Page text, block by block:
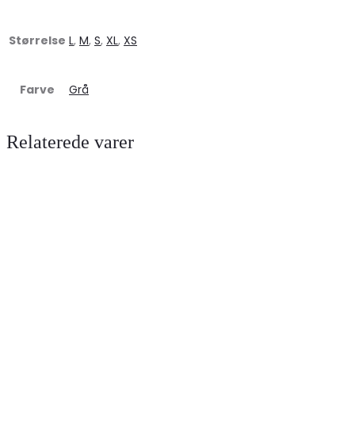
Størrelse L, M, S, XL, XS
Farve Grå
Relaterede varer